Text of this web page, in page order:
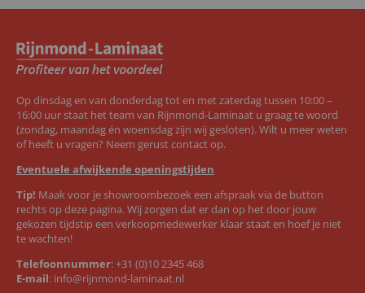
Op dinsdag en van donderdag tot en met zaterdag tussen 10:00 –
16:00 uur staat het team van Rijnmond-Laminaat u graag te woord
(zondag, maandag én woensdag zijn wij gesloten). Wilt u meer weten
of heeft u vragen? Neem gerust contact op.
Eventuele afwijkende openingstijden
Tip! Maak voor je showroombezoek een afspraak via de button
rechts op deze pagina. Wij zorgen dat er dan op het door jouw
gekozen tijdstip een verkoopmedewerker klaar staat en hoef je niet
te wachten!
Telefoonnummer:+31 (0)10 2345 468
E-mail: info@rijnmond-laminaat.nl